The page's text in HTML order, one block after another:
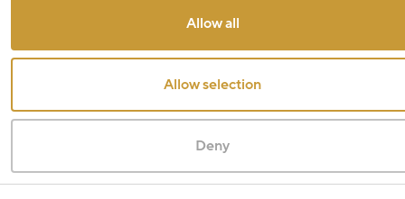
Allow all
Allow selection
Deny